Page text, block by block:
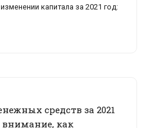
капитала за 2021 год:
средств за 2021
внимание, как